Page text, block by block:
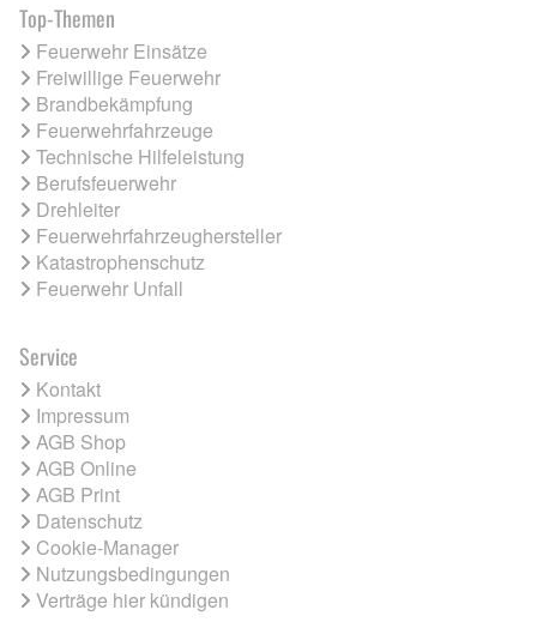
Top-Themen
Feuerwehr Einsätze
Freiwillige Feuerwehr
Brandbekämpfung
Feuerwehrfahrzeuge
Technische Hilfeleistung
Berufsfeuerwehr
Drehleiter
Feuerwehrfahrzeughersteller
Katastrophenschutz
Feuerwehr Unfall
Service
Kontakt
Impressum
AGB Shop
AGB Online
AGB Print
Datenschutz
Cookie-Manager
Nutzungsbedingungen
Verträge hier kündigen